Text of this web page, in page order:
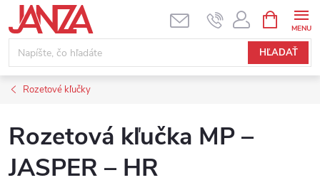
Prejsť na obsah
HĽADAŤ
Rozetové kľučky
Rozetová kľučka MP –
JASPER – HR